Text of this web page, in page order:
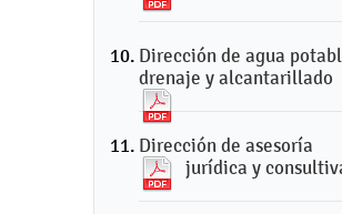
Dirección de agua
drenaje y alcantarillado
Dirección de asesoría
jurídica y